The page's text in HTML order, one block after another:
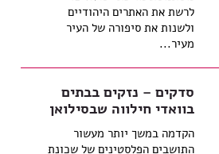
לרשת את האתרים היהודיים
ולשנות את סיפורה של העיר
מעיר...
סדקים – נזקים בבתים
בוואדי חילווה שבסילואן
הקדמה במשך יותר מעשור
התושבים הפלסטינים של שכונת